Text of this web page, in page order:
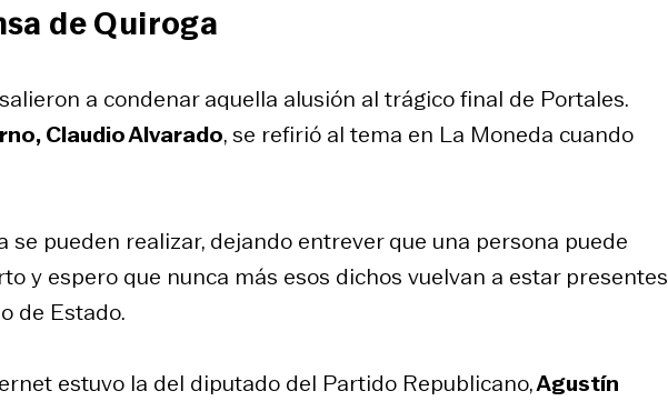
de Quiroga
a condenar aquella alusión al trágico final de Portales.
Claudio Alvarado, se refirió al tema en La Moneda cuando
se pueden realizar, dejando entrever que una persona puede
y espero que nunca más esos dichos vuelvan a estar presentes
de Estado.
estuvo la del diputado del Partido Republicano,Agustín